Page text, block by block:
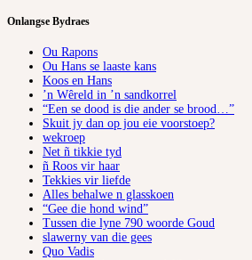
Onlangse Bydraes
Ou Rapons
Ou Hans se laaste kans
Koos en Hans
’n Wêreld in ’n sandkorrel
“Een se dood is die ander se brood…”
Skuit jy dan op jou eie voorstoep?
wekroep
Net ñ tikkie tyd
ñ Roos vir haar
Tekkies vir liefde
Alles behalwe n glasskoen
“Gee die hond wind”
Tussen die lyne 790 woorde Goud
slawerny van die gees
Quo Vadis